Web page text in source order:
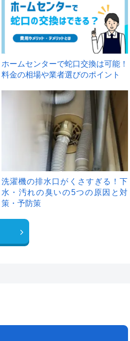
ホームセンターで蛇口交換は可能！
料金の相場や業者選びのポイント
洗濯機の排水口がくさすぎる！下
水・汚れの臭いの5つの原因と対
策・予防策